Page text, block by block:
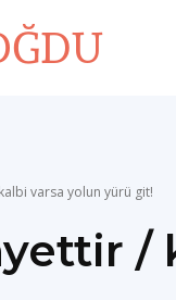
varsa yolun yürü git!
/